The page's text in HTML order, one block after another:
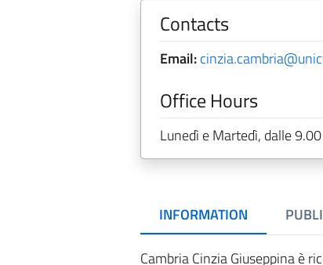
Contacts
Email:
Office Hours
Lunedì e Martedì, dalle
INFORMATION
Cambria Cinzia Giuseppina è